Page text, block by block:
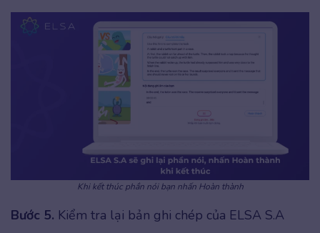
Khi kết thúc phần nói bạn nhấn Hoàn thành
Bước 5. Kiểm tra lại bản ghi chép của ELSA S.A